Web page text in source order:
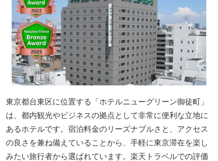
東京都台東区に位置する「ホテルニューグリーン御徒町」
は、都内観光やビジネスの拠点として非常に便利な立地に
あるホテルです。宿泊料金のリーズナブルさと、アクセス
の良さを兼ね備えていることから、手軽に東京滞在を楽し
みたい旅行者から選ばれています。楽天トラベルでの評価